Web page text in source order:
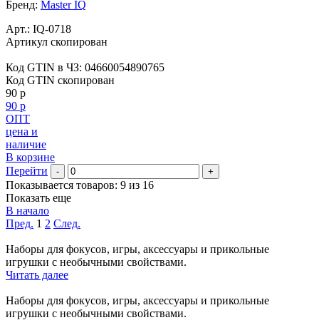
Бренд: Master IQ
Арт.: IQ-0718
Артикул скопирован
Код GTIN в ЧЗ: 04660054890765
Код GTIN скопирован
90 р
90 р
ОПТ
цена и
наличие
В корзине
Перейти
- +
Показывается товаров: 9 из 16
Показать еще
В начало
Пред. 1 2 След.
Наборы для фокусов, игры, аксессуары и прикольные
игрушки с необычными свойствами.
Читать далее
Наборы для фокусов, игры, аксессуары и прикольные
игрушки с необычными свойствами.